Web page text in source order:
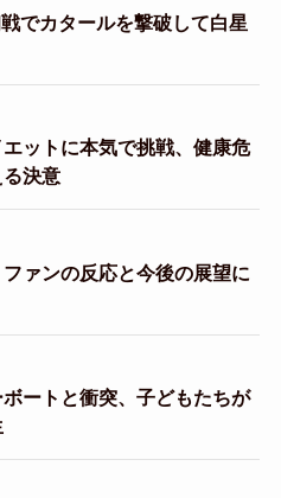
でカタールを撃破して白星
ットに本気で挑戦、健康危
決意
ァンの反応と今後の展望に
ートと衝突、子どもたちが